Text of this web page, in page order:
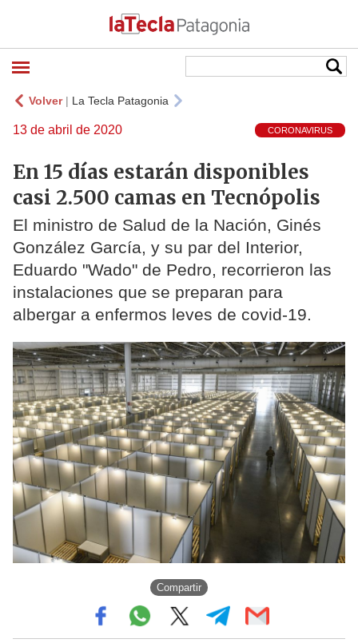
Volver| La Tecla Patagonia
13 de abril de 2020 CORONAVIRUS
En 15 días estarán disponibles
casi 2.500 camas en Tecnópolis
El ministro de Salud de la Nación, Ginés
González García, y su par del Interior,
Eduardo "Wado" de Pedro, recorrieron las
instalaciones que se preparan para
albergar a enfermos leves de covid-19.
Compartir